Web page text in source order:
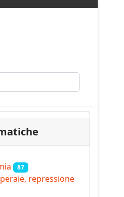
87
repressione